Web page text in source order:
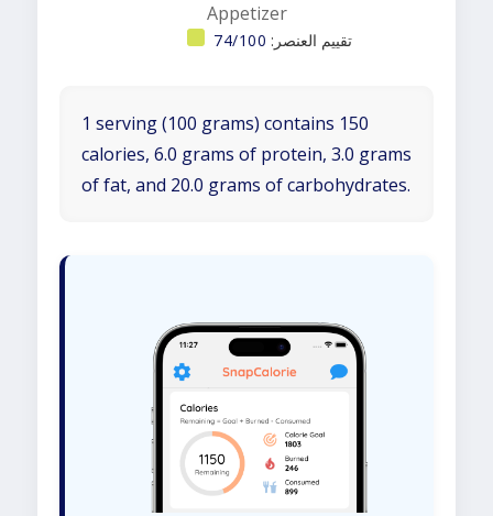
Appetizer
تقييم العنصر: 74/100
1 serving (100 grams) contains 150
calories, 6.0 grams of protein, 3.0 grams
of fat, and 20.0 grams of carbohydrates.